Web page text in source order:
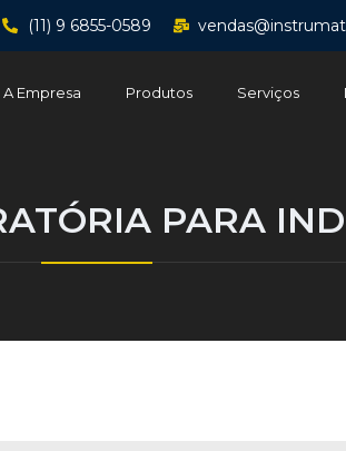
(11) 9 6855-0589
A Empresa Produtos Serviços
PARA